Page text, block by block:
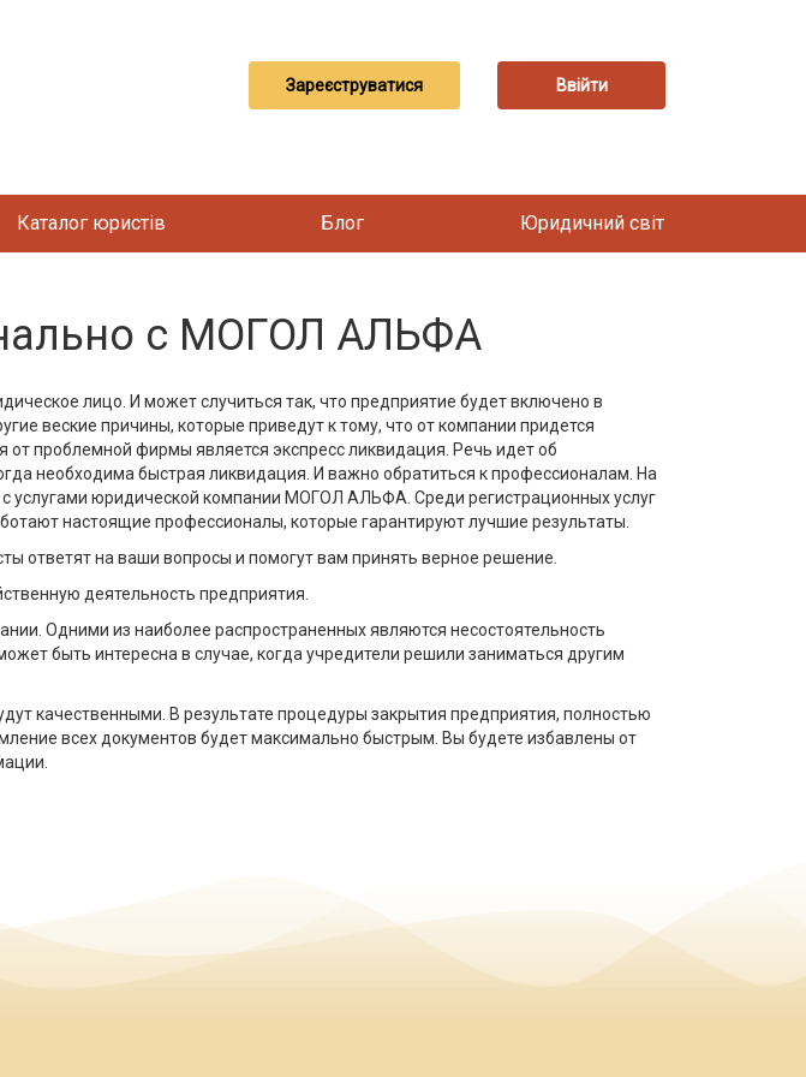
Зареєструватися Ввійти
Каталог юристів Блог Юридичний світ
с МОГОЛ АЛЬФА
лицо. И может случиться так, что предприятие будет включено в
веские причины, которые приведут к тому, что от компании придется
проблемной фирмы является экспресс ликвидация. Речь идет об
необходима быстрая ликвидация. И важно обратиться к профессионалам. На
услугами юридической компании МОГОЛ АЛЬФА. Среди регистрационных услуг
настоящие профессионалы, которые гарантируют лучшие результаты.
ответят на ваши вопросы и помогут вам принять верное решение.
деятельность предприятия.
Одними из наиболее распространенных являются несостоятельность
быть интересна в случае, когда учредители решили заниматься другим
качественными. В результате процедуры закрытия предприятия, полностью
всех документов будет максимально быстрым. Вы будете избавлены от